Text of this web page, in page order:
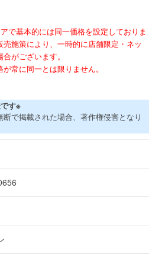
で基本的には同一価格を設定しておりま
施策により、一時的に店舗限定・ネッ
がございます。
常に同一とは限りません。
す※
で掲載された場合、著作権侵害となり